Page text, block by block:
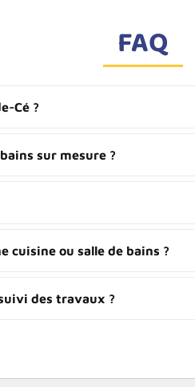
FAQ
Cé ?
sur mesure ?
cuisine ou salle de bains ?
des travaux ?